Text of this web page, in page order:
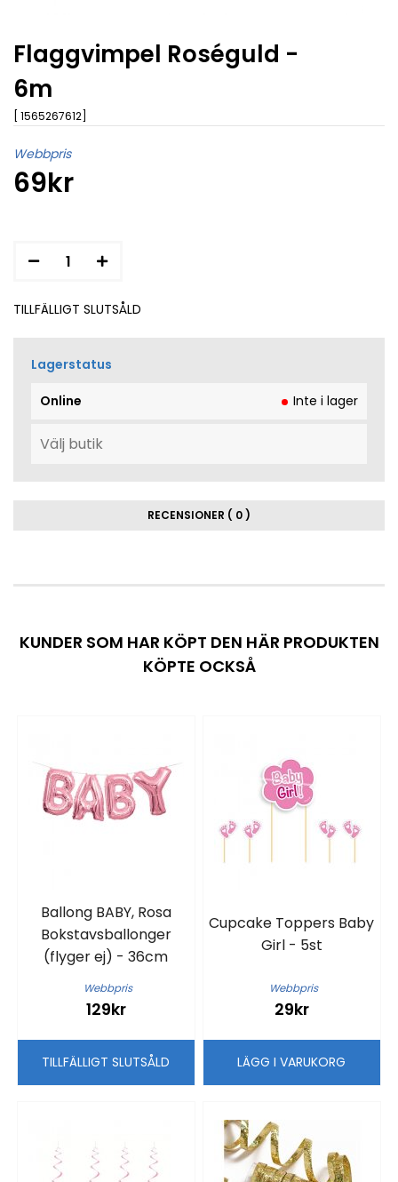
Flaggvimpel Roséguld -
6m
[ 1565267612]
Webbpris
69kr
TILLFÄLLIGT SLUTSÅLD
Lagerstatus
Online Inte i lager
RECENSIONER ( 0 )
KUNDER SOM HAR KÖPT DEN HÄR PRODUKTEN
KÖPTE OCKSÅ
Ballong BABY, Rosa
Bokstavsballonger
(flyger ej) - 36cm
Webbpris
129kr
TILLFÄLLIGT SLUTSÅLD
Cupcake Toppers Baby
Girl - 5st
Webbpris
29kr
LÄGG I VARUKORG